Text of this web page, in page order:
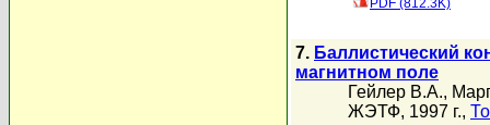
PDF (812.3K)
7. Баллистический
магнитном поле
Гейлер В.А.,
ЖЭТФ, 1997 г.,